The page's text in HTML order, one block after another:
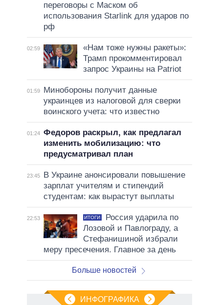
переговоры с Маском об
использования Starlink для ударов по
рф
02:59
«Нам тоже нужны ракеты»:
Трамп прокомментировал
запрос Украины на Patriot
01:59
Минобороны получит данные
украинцев из налоговой для сверки
воинского учета: что известно
01:24 Федоров раскрыл, как предлагал
изменить мобилизацию: что
предусматривал план
23:45
В Украине анонсировали повышение
зарплат учителям и стипендий
студентам: как вырастут выплаты
22:53 ИТОГИ
Россия ударила по
Лозовой и Павлограду, а
Стефанишиной избрали
меру пресечения. Главное за день
Больше новостей
ИНФОГРАФИКА